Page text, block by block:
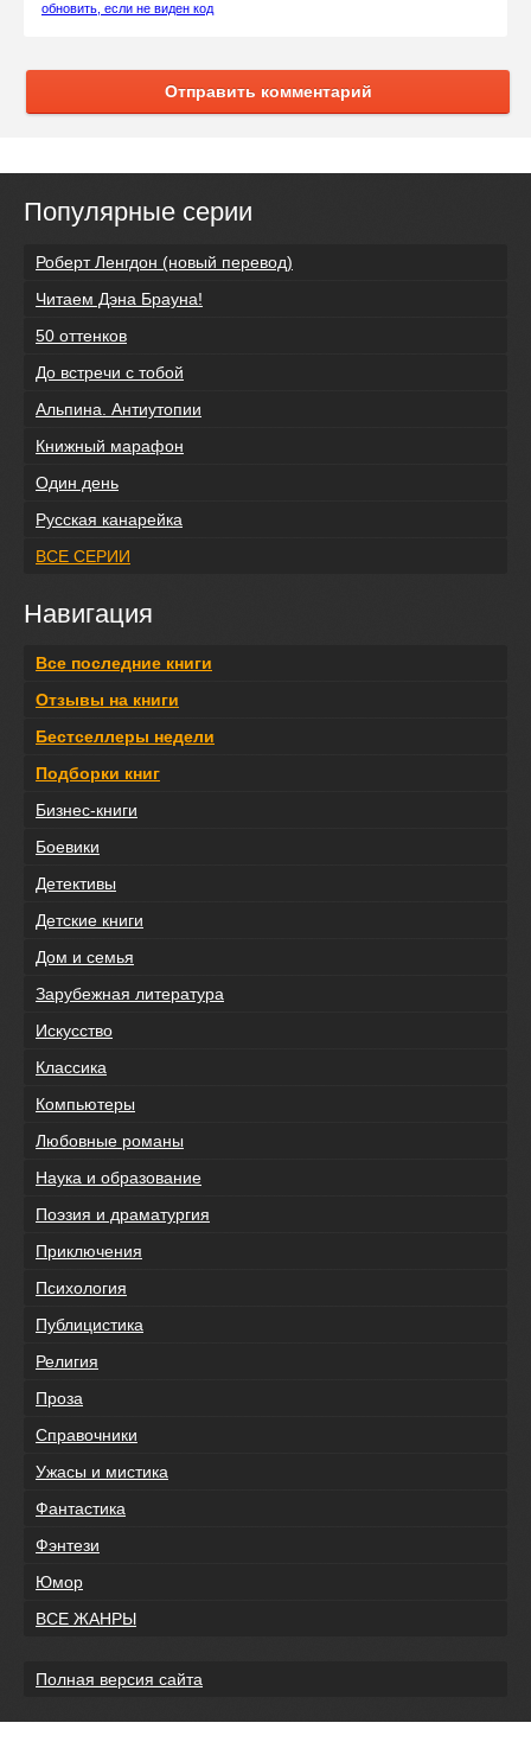
обновить, если не виден код
Отправить комментарий
Популярные серии
Роберт Ленгдон (новый перевод)
Читаем Дэна Брауна!
50 оттенков
До встречи с тобой
Альпина. Антиутопии
Книжный марафон
Один день
Русская канарейка
ВСЕ СЕРИИ
Навигация
Все последние книги
Отзывы на книги
Бестселлеры недели
Подборки книг
Бизнес-книги
Боевики
Детективы
Детские книги
Дом и семья
Зарубежная литература
Искусство
Классика
Компьютеры
Любовные романы
Наука и образование
Поэзия и драматургия
Приключения
Психология
Публицистика
Религия
Проза
Справочники
Ужасы и мистика
Фантастика
Фэнтези
Юмор
ВСЕ ЖАНРЫ
Полная версия сайта